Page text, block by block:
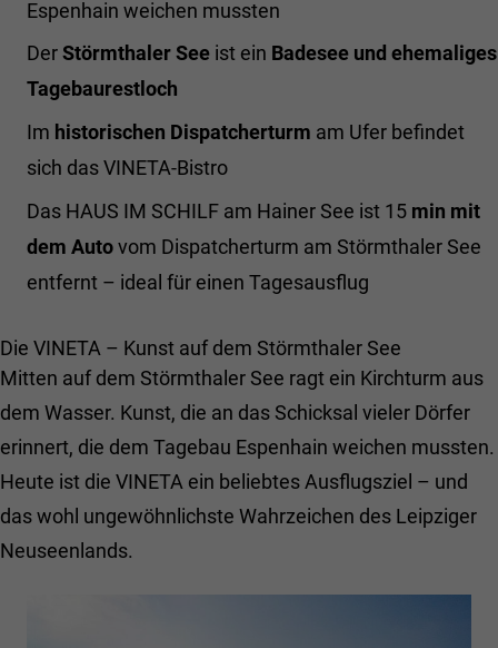
Espenhain weichen mussten
DerStörmthaler See ist ein Badesee und ehemaliges
Tagebaurestloch
Im historischen Dispatcherturm am Ufer befindet
sich das VINETA-Bistro
Das HAUS IM SCHILF am Hainer See ist 15 min mit
dem Autovom Dispatcherturm am Störmthaler See
entfernt – ideal für einen Tagesausflug
Die VINETA – Kunst auf dem Störmthaler See
Mitten auf dem Störmthaler See ragt ein Kirchturm aus
dem Wasser. Kunst, die an das Schicksal vieler Dörfer
erinnert, die dem Tagebau Espenhain weichen mussten.
Heute ist die VINETA ein beliebtes Ausflugsziel – und
das wohl ungewöhnlichste Wahrzeichen des Leipziger
Neuseenlands.
Zweck
Behält die Zustände des Benutzers bei allen
Name chatbase_anon_id
Haus im Schilf
Zweck
Der Cookie speichert eine anonyme
Chatbot über verschiedene Sitzungen
Name fe_typo_user
Anbieter Haus im Schilf
Laufzeit Session
Zweck
Behält die Zustände des Benutzers bei allen
Name _gat
Anbieter Google LLC
Laufzeit 1 Tag
Zweck
Erzeugt statistische Daten darüber, wie der
Besucher die Website nutzt.
Anbieter Google LLC
Laufzeit 1 Tag
Zweck
Cookie von Google für Website-Analysen.
Erzeugt statistische Daten darüber, wie der
Name _fbp
Anbieter Facebook Inc.
Laufzeit
Reihe von Werbeprodukten wie z.B.
Echtzeit-Gebote von Drittanbietern zu
liefern.
Cookie-Informationen anzeigen
Externe Inhalte
Wir verwenden auf unserer Website externe Inhalte, um Ihnen